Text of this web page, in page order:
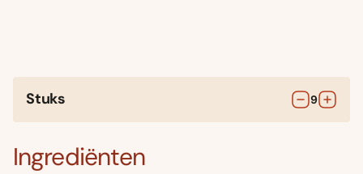
Stuks 9
Ingrediënten